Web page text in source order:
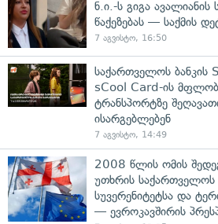
ნ.ი.-ს გიგა ავალიანის
წაქეზებას — საქმის
7 აგვისტო, 16:50
საქართველოს
sCool Card-ის
ტრანსპორტზე
ისარგებლებენ
7 აგვისტო, 14:49
2008 წლის ომის
უთხრის საქართველოს
სუვერენიტეტსა და
— ევროკავშირის